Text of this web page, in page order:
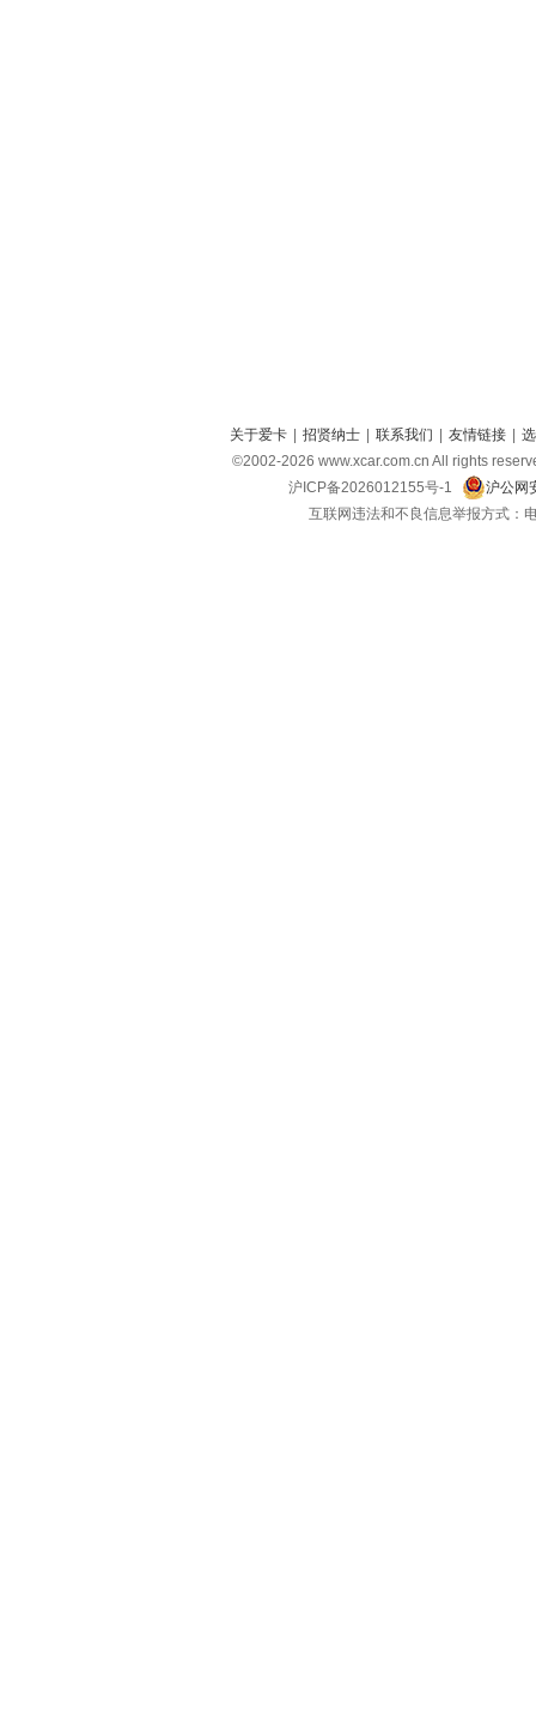
关于爱卡 招贤纳士 联系我们 友情链接
©2002-2026 www.xcar.com.cn All rights
沪ICP备2026012155号-1
沪公网
互联网违法和不良信息举报方式：